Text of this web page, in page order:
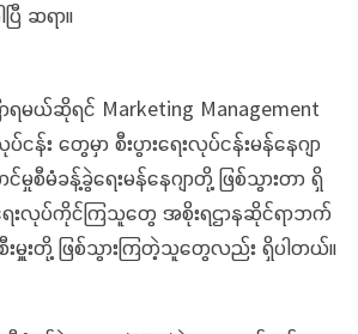
ြီ ဆရာ။
မယ်ဆိုရင် Marketing Management
း တွေမှာ စီးပွားရေးလုပ်ငန်းမန်နေဂျာ
မှုစီမံခန့်ခွဲရေးမန်နေဂျာတို့ ဖြစ်သွားတာ ရှိ
းလုပ်ကိုင်ကြသူတွေ အစိုးရဌာနဆိုင်ရာဘက်
စီးမှူးတို့ ဖြစ်သွားကြတဲ့သူတွေလည်း ရှိပါတယ်။